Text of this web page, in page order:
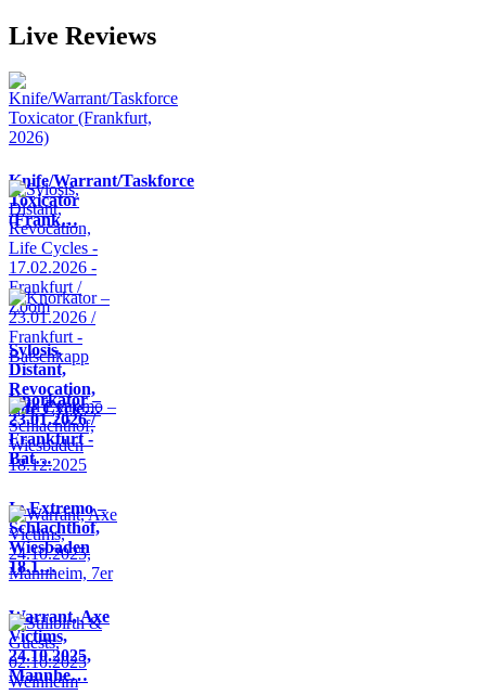
Live Reviews
Knife/Warrant/Taskforce
Toxicator
(Frank…
Sylosis,
Distant,
Revocation,
Life Cycle…
Knorkator –
23.01.2026 /
Frankfurt -
Bat…
In Extremo –
Schlachthof,
Wiesbaden
18.1…
Warrant, Axe
Victims,
24.10.2025,
Mannhe…